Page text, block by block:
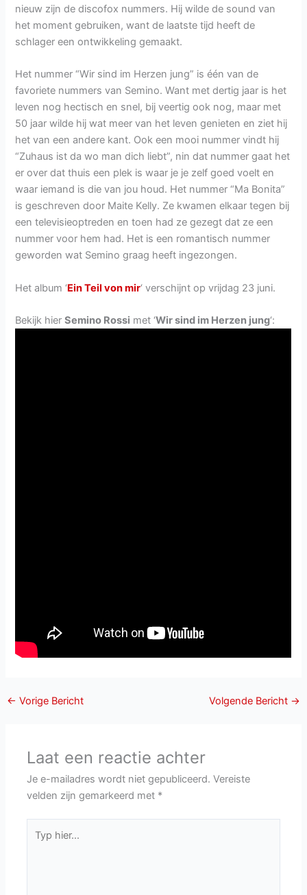
nieuw zijn de discofox nummers. Hij wilde de sound van
het moment gebruiken, want de laatste tijd heeft de
schlager een ontwikkeling gemaakt.
Het nummer “Wir sind im Herzen jung” is één van de
favoriete nummers van Semino. Want met dertig jaar is het
leven nog hectisch en snel, bij veertig ook nog, maar met
50 jaar wilde hij wat meer van het leven genieten en ziet hij
het van een andere kant. Ook een mooi nummer vindt hij
“Zuhaus ist da wo man dich liebt”, nin dat nummer gaat het
er over dat thuis een plek is waar je je zelf goed voelt en
waar iemand is die van jou houd. Het nummer “Ma Bonita”
is geschreven door Maite Kelly. Ze kwamen elkaar tegen bij
een televisieoptreden en toen had ze gezegt dat ze een
nummer voor hem had. Het is een romantisch nummer
geworden wat Semino graag heeft ingezongen.
Het album ‘Ein Teil von mir‘ verschijnt op vrijdag 23 juni.
Bekijk hierSemino Rossi met ‘Wir sind im Herzen jung‘:
← Vorige Bericht Volgende Bericht →
Laat een reactie achter
Je e-mailadres wordt niet gepubliceerd. Vereiste
velden zijn gemarkeerd met *
hier...